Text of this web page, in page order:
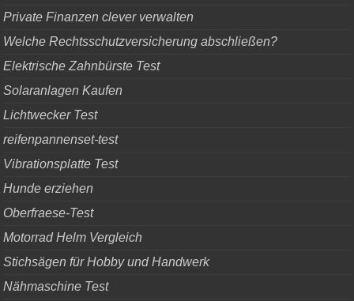
Private Finanzen clever verwalten
Welche Rechtsschutzversicherung abschließen?
Elektrische Zahnbürste Test
Solaranlagen Kaufen
Lichtwecker Test
reifenpannenset-test
Vibrationsplatte Test
Hunde erziehen
Oberfraese-Test
Motorrad Helm Vergleich
Stichsägen für Hobby und Handwerk
Nähmaschine Test